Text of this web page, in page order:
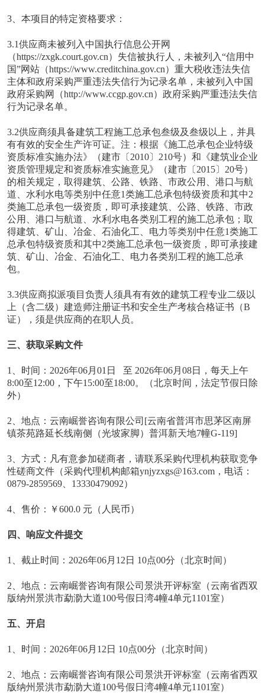
3、本项目的特定资格要求：
3.1供应商未被列入中国执行信息公开网
（https://zxgk.court.gov.cn）失信被执行人，未被列入“信用中
国”网站（https://www.creditchina.gov.cn）重大税收违法失信
主体和政府采购严重违法失信行为记录名单，未被列入中国
政府采购网（http://www.ccgp.gov.cn）政府采购严重违法失信
行为记录名单。
3.2供应商须具备建筑工程施工总承包叁级及叁级以上，并具
有有效的安全生产许可证。注：根据《施工总承包企业特级
资质标准实施办法》（建市〔2010〕210号）和《建筑业企业
资质管理规定和资质标准实施意见》（建市〔2015〕20号）
的相关规定，取得建筑、公路、铁路、市政公用、港口与航
道、水利水电等类别中任意1类施工总承包特级资质和其中2
类施工总承包一级资质，即可承接建筑、公路、铁路、市政
公用、港口与航道、水利水电各类别工程的施工总承包；取
得建筑、矿山、冶金、石油化工、电力等类别中任意1类施工
总承包特级资质和其中2类施工总承包一级资质，即可承接建
筑、矿山、冶金、石油化工、电力各类别工程的施工总承
包。
3.3供应商拟派项目负责人须具有有效的建筑工程专业二级以
上（含二级）建造师注册证书和安全生产考核合格证书（B
证），须是供应商的在职人员。
三、获取采购文件
1、时间：2026年06月01日 至 2026年06月08日，每天上午
8:00至12:00，下午15:00至18:00。（北京时间，法定节假日除
外）
2、地点：云南崛誉咨询有限公司[云南省普洱市思茅区南屏
镇茶苑路延长线南侧（光坡家脚）普洱新天地7幢G-119]
3、方式：凡有意参加磋商者，请联系采购代理机构获取竞争
性磋商文件（采购代理机构邮箱ynjyzxgs@163.com，电话：
0879-2859569、13330479092）
4、售价：￥600.0 元（人民币）
四、响应文件提交
1、截止时间：2026年06月12日 10点00分（北京时间）
2、地点：云南崛誉咨询有限公司景洪开评标室（云南省西双
版纳州景洪市勐泐大道100号假日湾4幢4单元1101室）
五、开启
1、时间：2026年06月12日 10点00分（北京时间）
2、地点：云南崛誉咨询有限公司景洪开评标室（云南省西双
版纳州景洪市勐泐大道100号假日湾4幢4单元1101室）